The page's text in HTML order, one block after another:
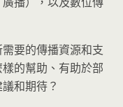
要的傳播資源和支
的幫助、有助於部
和期待？